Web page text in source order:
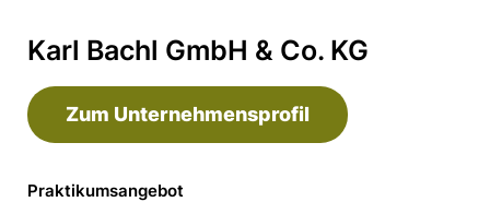
Karl Bachl GmbH & Co. KG
Zum Unternehmensprofil
Praktikumsangebot